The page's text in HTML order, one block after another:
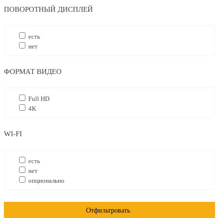
ПОВОРОТНЫЙ ДИСПЛЕЙ
есть
нет
ФОРМАТ ВИДЕО
Full HD
4K
WI-FI
есть
нет
опционально
Отфильтровать